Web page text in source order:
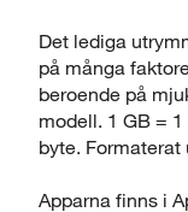
Det lediga
på många
beroende på
modell. 1 GB =
byte. Formaterat
Apparna finns i